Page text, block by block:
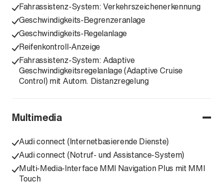
Fahrassistenz-System: Verkehrszeichenerkennung
Geschwindigkeits-Begrenzeranlage
Geschwindigkeits-Regelanlage
Reifenkontroll-Anzeige
Fahrassistenz-System: Adaptive
Geschwindigkeitsregelanlage (Adaptive Cruise
Control) mit Autom. Distanzregelung
Multimedia
Audi connect (Internetbasierende Dienste)
Audi connect (Notruf- und Assistance-System)
Multi-Media-Interface MMI Navigation Plus mit MMI
Touch